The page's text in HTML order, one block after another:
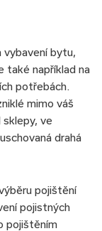
vybavení bytu,
také například na
potřebách.
mimo váš
sklepy, ve
drahá
pojištění
pojistných
pojištěním